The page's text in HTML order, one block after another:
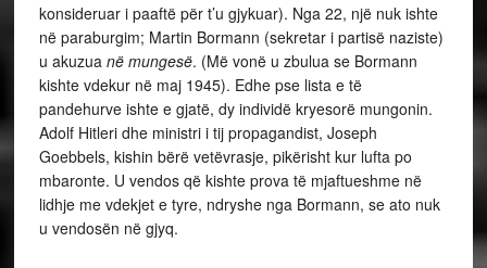
konsideruar i paaftë për t’u gjykuar). Nga 22, një nuk ishte
në paraburgim; Martin Bormann (sekretar i partisë naziste)
u akuzua në mungesë. (Më vonë u zbulua se Bormann
kishte vdekur në maj 1945). Edhe pse lista e të
pandehurve ishte e gjatë, dy individë kryesorë mungonin.
Adolf Hitleri dhe ministri i tij propagandist, Joseph
Goebbels, kishin bërë vetëvrasje, pikërisht kur lufta po
mbaronte. U vendos që kishte prova të mjaftueshme në
lidhje me vdekjet e tyre, ndryshe nga Bormann, se ato nuk
u vendosën në gjyq.